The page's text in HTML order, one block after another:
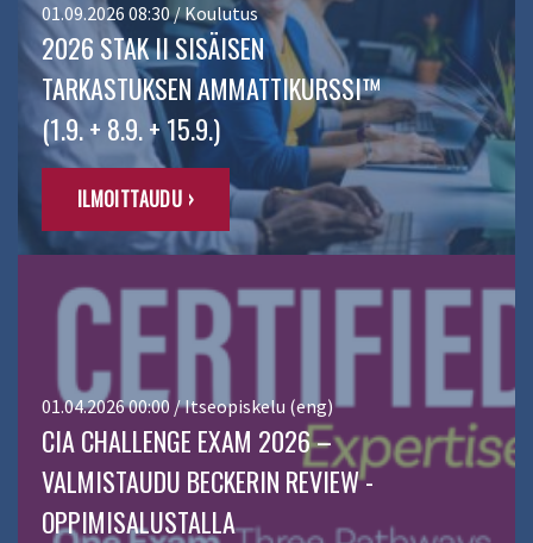
01.09.2026 08:30 / Koulutus
2026 STAK II SISÄISEN
TARKASTUKSEN AMMATTIKURSSI™
(1.9. + 8.9. + 15.9.)
ILMOITTAUDU ›
01.04.2026 00:00 / Itseopiskelu (eng)
CIA CHALLENGE EXAM 2026 –
VALMISTAUDU BECKERIN REVIEW -
OPPIMISALUSTALLA